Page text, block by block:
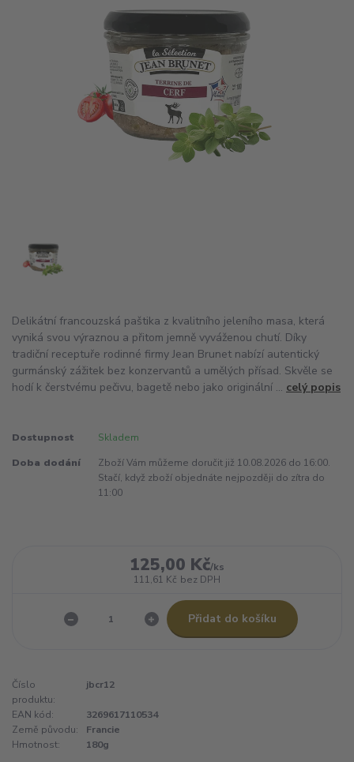
Delikátní francouzská paštika z kvalitního jeleního masa, která
vyniká svou výraznou a přitom jemně vyváženou chutí. Díky
tradiční receptuře rodinné firmy Jean Brunet nabízí autentický
gurmánský zážitek bez konzervantů a umělých přísad. Skvěle se
hodí k čerstvému pečivu, bagetě nebo jako originální ... celý popis
Dostupnost Skladem
Doba dodání
Zboží Vám můžeme doručit již 10.08.2026 do 16:00.
Stačí, když zboží objednáte nejpozději do zítra do
11:00
125,00 Kč/ks
111,61 Kč bez DPH
Přidat do košíku
Číslo
produktu:
jbcr12
EAN kód:
3269617110534
Země původu:
Francie
Hmotnost:
180g